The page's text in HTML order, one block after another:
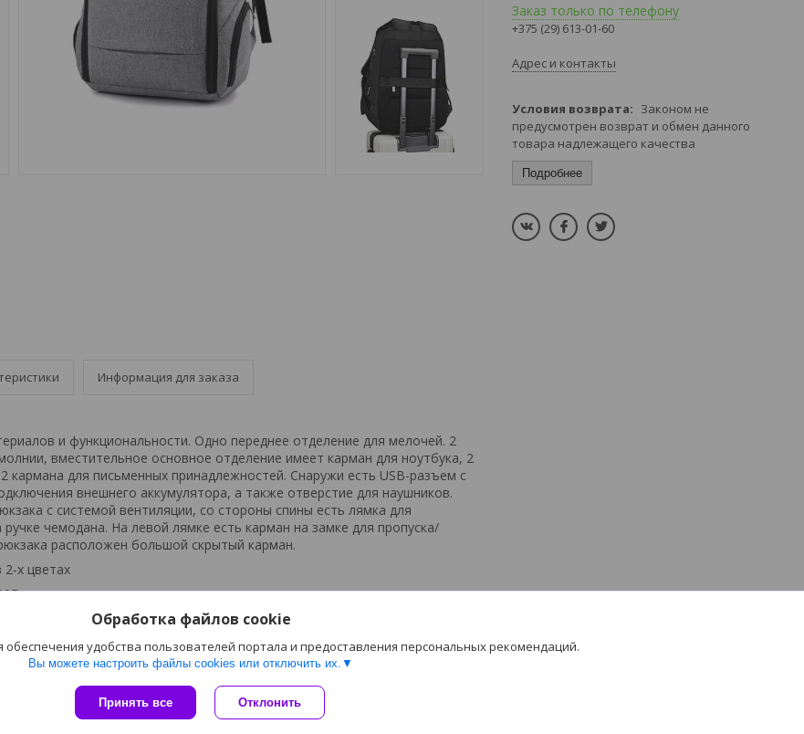
Информация для заказа
и функциональности. Одно переднее отделение для мелочей. 2
вместительное основное отделение имеет карман для ноутбука, 2
кармана для письменных принадлежностей. Снаружи есть USB-разъем с
внешнего аккумулятора, а также отверстие для наушников.
с системой вентиляции, со стороны спины есть лямка для
чемодана. На левой лямке есть карман на замке для пропуска/
расположен большой скрытый карман.
х цветах
32x17x45 см
шелкография
Заказ только по телефону
+375 (29) 613-01-60
Адрес и контакты
Законом не
предусмотрен возврат и обмен данного
товара надлежащего качества
Подробнее
Обработка файлов cookie
удобства пользователей портала и предоставления персональных рекомендаций.
Вы можете настроить файлы cookies или отключить их.
Принять все Отклонить